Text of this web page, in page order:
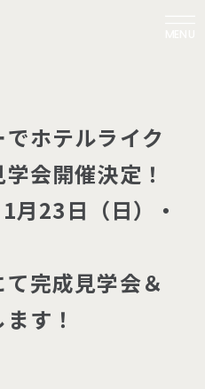
でホテルラ イク
学会開催決定 ！
1月23 日 （日）
・
て完成見学会＆
ます ！